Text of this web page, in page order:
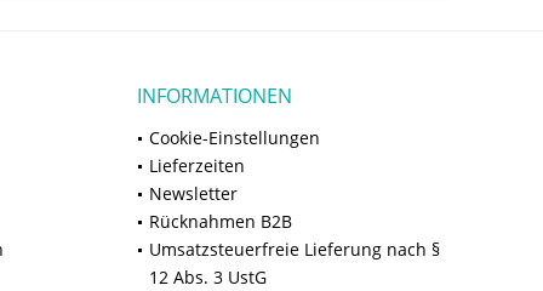
INFORMATIONEN
Cookie-Einstellungen
Lieferzeiten
Newsletter
Rücknahmen B2B
Umsatzsteuerfreie Lieferung nach §
12 Abs. 3 UstG